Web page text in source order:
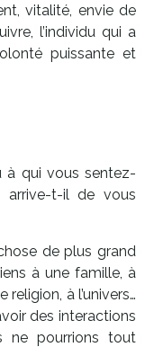
vitalité, envie de
l’individu qui a
puissante et
à qui vous sentez-
arrive-t-il de vous
de plus grand
à une famille, à
à l’univers…
des interactions
ne pourrions tout